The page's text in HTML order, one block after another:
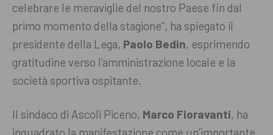
celebrare le meraviglie del nostro Paese fin dal
primo momento della stagione”, ha spiegato il
presidente della Lega, Paolo Bedin, esprimendo
gratitudine verso l’amministrazione locale e la
società sportiva ospitante.
Il sindaco di Ascoli Piceno, Marco Fioravanti, ha